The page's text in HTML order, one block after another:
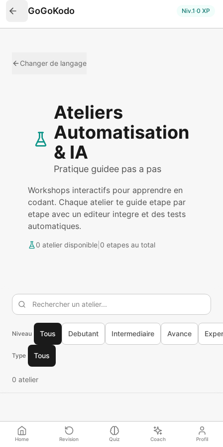
GoGoKodo Niv.1·0 XP
Changer de langage
Ateliers
Automatisation
& IA
Pratique guidee pas a pas
Workshops interactifs pour apprendre en
codant. Chaque atelier te guide etape par
etape avec un editeur integre et des tests
automatiques.
0 atelier disponible 0 etapes au total
Niveau Tous Debutant Intermediaire Avance
Type Tous
0 atelier
Home Revision Quiz Coach Profil